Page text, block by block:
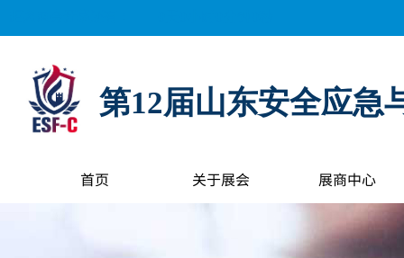
第12届山东安全应急
首页 关于展会 展商中心